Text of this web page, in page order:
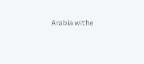
Arabia withe